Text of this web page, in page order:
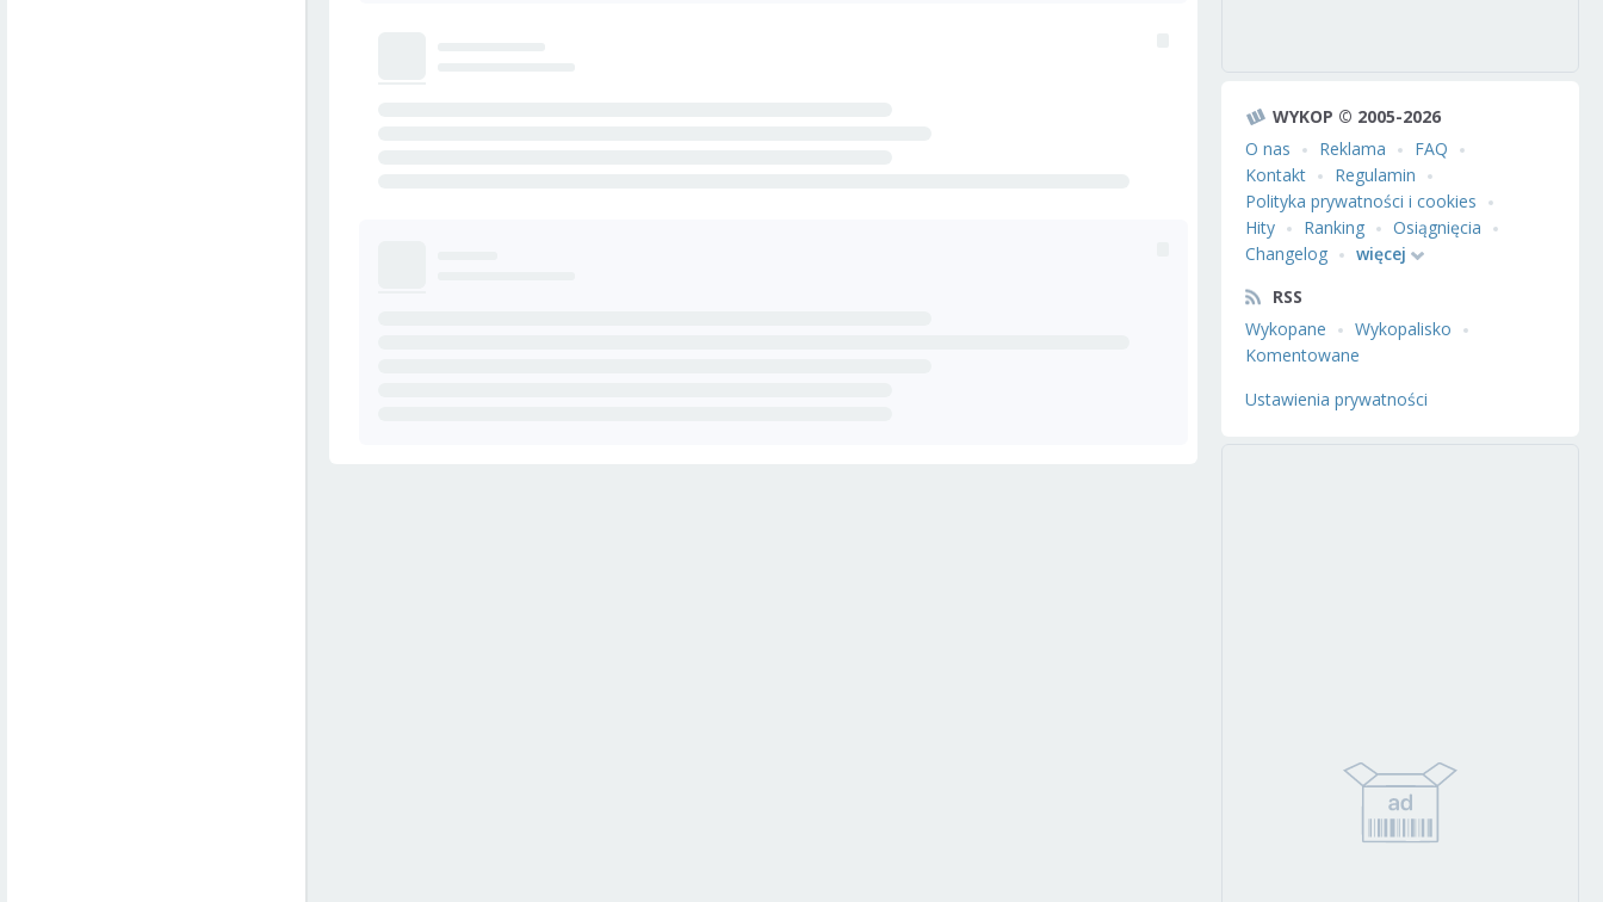
WYKOP © 2005-2026
O nas
Reklama
FAQ
Kontakt
Regulamin
Polityka prywatności i cookies
Hity
Ranking
Osiągnięcia
Changelog
więcej
RSS
Wykopane
Wykopalisko
Komentowane
Ustawienia prywatności